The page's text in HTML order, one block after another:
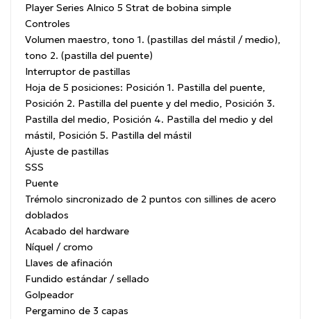
Player Series Alnico 5 Strat de bobina simple
Controles
Volumen maestro, tono 1. (pastillas del mástil / medio),
tono 2. (pastilla del puente)
Interruptor de pastillas
Hoja de 5 posiciones: Posición 1. Pastilla del puente,
Posición 2. Pastilla del puente y del medio, Posición 3.
Pastilla del medio, Posición 4. Pastilla del medio y del
mástil, Posición 5. Pastilla del mástil
Ajuste de pastillas
SSS
Puente
Trémolo sincronizado de 2 puntos con sillines de acero
doblados
Acabado del hardware
Níquel / cromo
Llaves de afinación
Fundido estándar / sellado
Golpeador
Pergamino de 3 capas